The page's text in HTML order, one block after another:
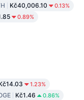
Kč40,006.10 0.13%
0.89%
1.23%
Kč1.46 0.86%